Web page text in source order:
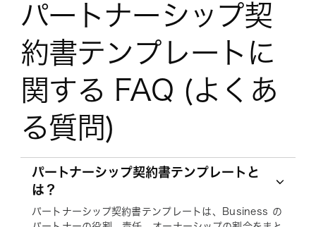
パートナーシップ契
約書テンプレートに
関する FAQ (よくあ
る質問)
パートナーシップ契約書テンプレートと
は？
パートナーシップ契約書テンプレートは、Business の